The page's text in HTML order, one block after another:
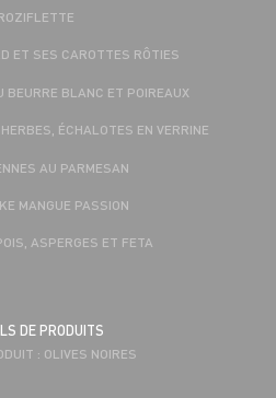
ET SES CAROTTES RÔTIES
BEURRE BLANC ET POIREAUX
ÉCHALOTES EN VERRINE
AU PARMESAN
MANGUE PASSION
ASPERGES ET FETA
DE PRODUITS
: OLIVES NOIRES